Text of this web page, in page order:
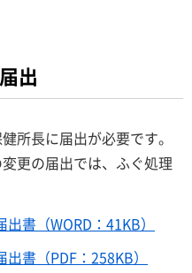
出
所長に届出が必要です。
更の届出では、ふぐ処理
書（WORD：41KB）
書（PDF：258KB）